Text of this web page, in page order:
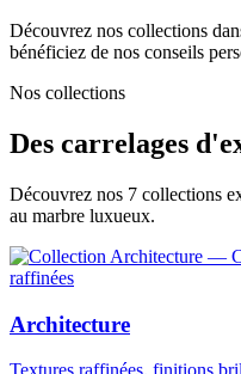
Découvrez nos collections
bénéficiez de nos conseils
Nos collections
Des carrelages
Découvrez nos 7 collections
au marbre luxueux.
Architecture